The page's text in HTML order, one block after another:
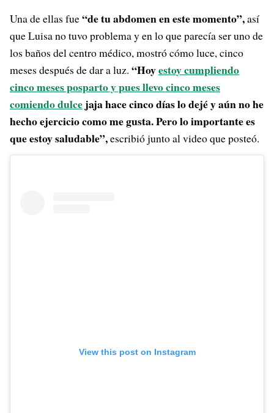
Una de ellas fue“de tu abdomen en este momento”,así
que Luisa no tuvo problema y en lo que parecía ser uno de
los baños del centro médico, mostró cómo luce, cinco
meses después de dar a luz. “Hoyestoy cumpliendo
cinco meses posparto y pues llevo cinco meses
comiendo dulcejaja hace cinco días lo dejé y aún no he
hecho ejercicio como me gusta. Pero lo importante es
que estoy saludable”,escribió junto al video que posteó.
View this post on Instagram